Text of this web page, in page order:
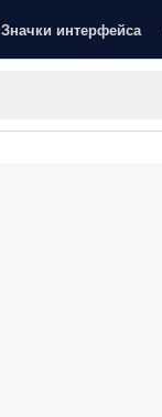
Значки интерфейса